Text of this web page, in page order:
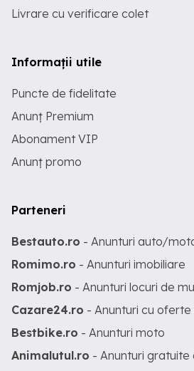
Livrare cu verificare colet
Informații utile
Puncte de fidelitate
Anunț Premium
Abonament VIP
Anunț promo
Parteneri
Bestauto.ro - Anunturi auto/
Romimo.ro - Anunturi imobiliare
Romjob.ro - Anunturi locuri de
Cazare24.ro - Anunturi cu
Bestbike.ro - Anunturi moto
Animalutul.ro - Anunturi gratuite